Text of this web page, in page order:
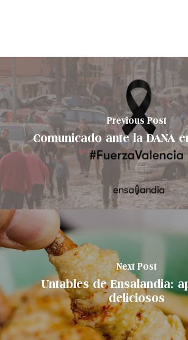
Previous Post
Comunicado ante la DANA
Next Post
Untables de Ensalandia:
deliciosos